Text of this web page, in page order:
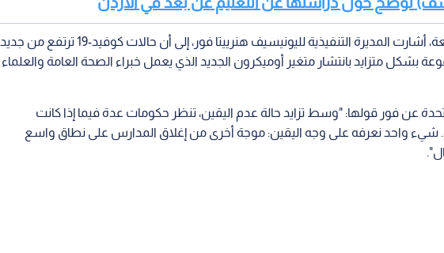
وفي بيان صادر اليوم الجمعة، أشارت المديرة التنفيذية لليونيسيف هنرييتا فور، إلى أن حالات كوفيد-19 ترتفع من جديد
بشكل متزايد بانتشار متغير أوميكرون الجديد الذي يعمل خبراء الصحة العامة والعلماء
عن فور قولها: "وسط تزايد حالة عدم اليقين، تنظر حكومات عدة فيما إذا كانت
واحد نعرفه على وجه اليقين: موجة أخرى من إغلاق المدارس على نطاق واسع